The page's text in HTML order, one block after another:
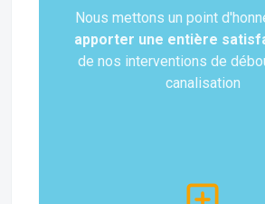
Nous mettons un point
apporter une entière
de nos interventions de
canalisation